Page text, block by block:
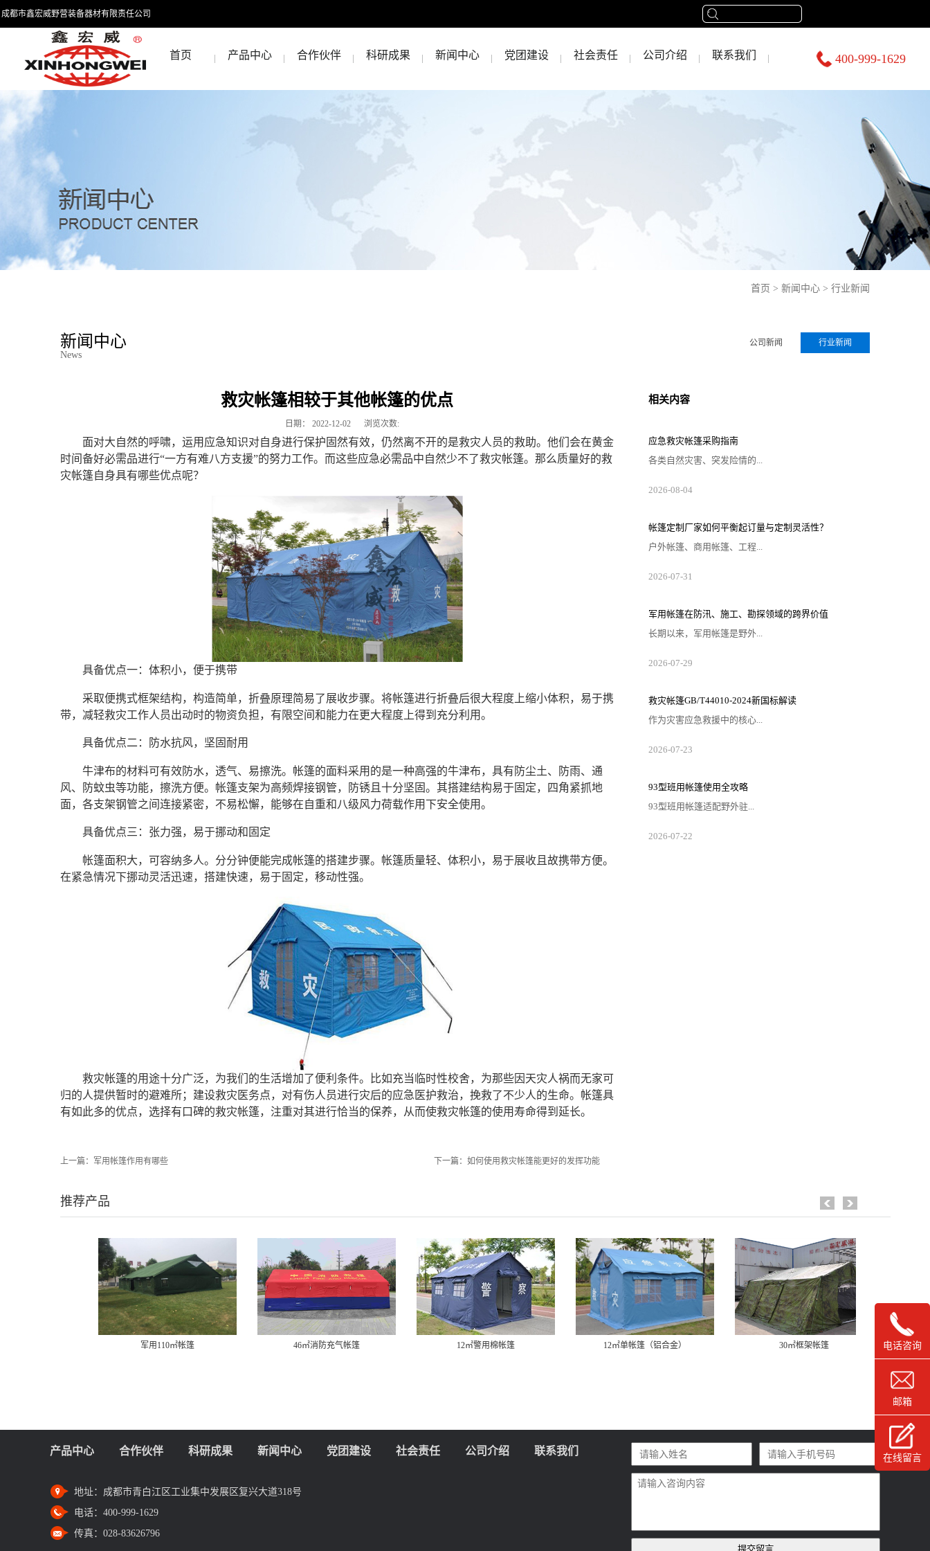
成都市鑫宏威野营装备器材有限责任公司
首页 产品中心 合作伙伴 科研成果 新闻中心 党团建设 社会责任 公司介绍 联系我们 400-999-1629
首页 > 新闻中心 > 行业新闻
新闻中心
News
公司新闻 行业新闻
救灾帐篷相较于其他帐篷的优点
日期： 2022-12-02 浏览次数:
面对大自然的呼啸，运用应急知识对自身进行保护固然有效，仍然离不开的是救灾人员的救助。他们会在黄金
时间备好必需品进行“一方有难八方支援”的努力工作。而这些应急必需品中自然少不了救灾帐篷。那么质量好的救
灾帐篷自身具有哪些优点呢？
具备优点一：体积小，便于携带
采取便携式框架结构，构造简单，折叠原理简易了展收步骤。将帐篷进行折叠后很大程度上缩小体积，易于携
带，减轻救灾工作人员出动时的物资负担，有限空间和能力在更大程度上得到充分利用。
具备优点二：防水抗风，坚固耐用
牛津布的材料可有效防水，透气、易擦洗。帐篷的面料采用的是一种高强的牛津布，具有防尘土、防雨、通
风、防蚊虫等功能，擦洗方便。帐篷支架为高频焊接钢管，防锈且十分坚固。其搭建结构易于固定，四角紧抓地
面，各支架钢管之间连接紧密，不易松懈，能够在自重和八级风力荷载作用下安全使用。
具备优点三：张力强，易于挪动和固定
帐篷面积大，可容纳多人。分分钟便能完成帐篷的搭建步骤。帐篷质量轻、体积小，易于展收且故携带方便。
在紧急情况下挪动灵活迅速，搭建快速，易于固定，移动性强。
救灾帐篷的用途十分广泛，为我们的生活增加了便利条件。比如充当临时性校舍，为那些因天灾人祸而无家可
归的人提供暂时的避难所；建设救灾医务点，对有伤人员进行灾后的应急医护救治，挽救了不少人的生命。帐篷具
有如此多的优点，选择有口碑的救灾帐篷，注重对其进行恰当的保养，从而使救灾帐篷的使用寿命得到延长。
上一篇： 军用帐篷作用有哪些 下一篇： 如何使用救灾帐篷能更好的发挥功能
相关内容
应急救灾帐篷采购指南
各类自然灾害、突发险情的...
2026-08-04
帐篷定制厂家如何平衡起订量与定制灵活性？
户外帐篷、商用帐篷、工程...
2026-07-31
军用帐篷在防汛、施工、勘探领域的跨界价值
长期以来，军用帐篷是野外...
2026-07-29
救灾帐篷GB/T44010-2024新国标解读
作为灾害应急救援中的核心...
2026-07-23
93型班用帐篷使用全攻略
93型班用帐篷适配野外驻...
2026-07-22
推荐产品
救灾专用36㎡单帐篷
产品中心 合作伙伴 科研成果 新闻中心 党团建设 社会责任 公司介绍 联系我们
地址： 成都市青白江区工业集中发展区复兴大道318号
电话： 400-999-1629
传真： 028-83626796
电话咨询
邮箱
在线留言